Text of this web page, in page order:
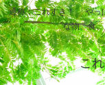
通称：これすき！ 「やっ
な物、食
こ